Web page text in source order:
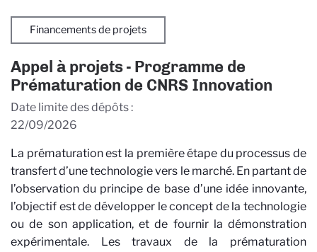
Financements de projets
Appel à projets - Programme de
Prématuration de CNRS Innovation
Date limite des dépôts
22/09/2026
La prématuration est la première étape du processus de
transfert d’une technologie vers le marché. En partant de
l’observation du principe de base d’une idée innovante,
l’objectif est de développer le concept de la technologie
ou de son application, et de fournir la démonstration
expérimentale. Les travaux de la prématuration